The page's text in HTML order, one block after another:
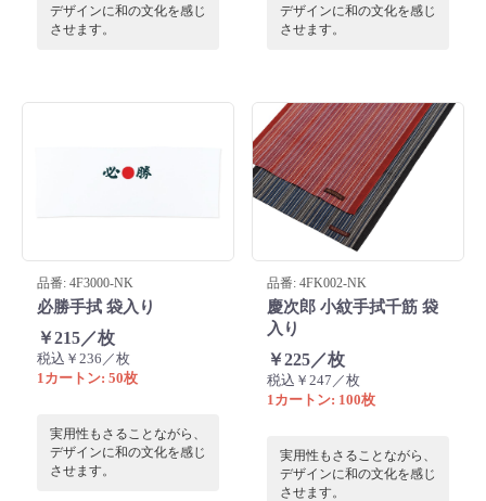
デザインに和の文化を感じ
させます。
デザインに和の文化を感じ
させます。
品番: 4F3000-NK
必勝手拭 袋入り
￥215／枚
税込￥236／枚
1カートン: 50枚
実用性もさることながら、
デザインに和の文化を感じ
させます。
品番: 4FK002-NK
慶次郎 小紋手拭千筋 袋
入り
￥225／枚
税込￥247／枚
1カートン: 100枚
実用性もさることながら、
デザインに和の文化を感じ
させます。